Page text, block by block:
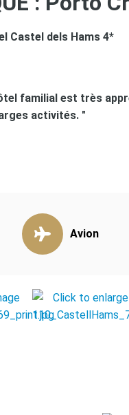
Castel dels Hams 4*
familial est très
activités. "
Avion